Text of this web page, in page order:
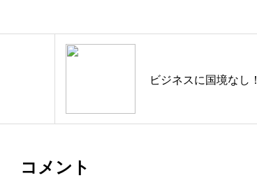
ビジネスに国境なし！
コメント